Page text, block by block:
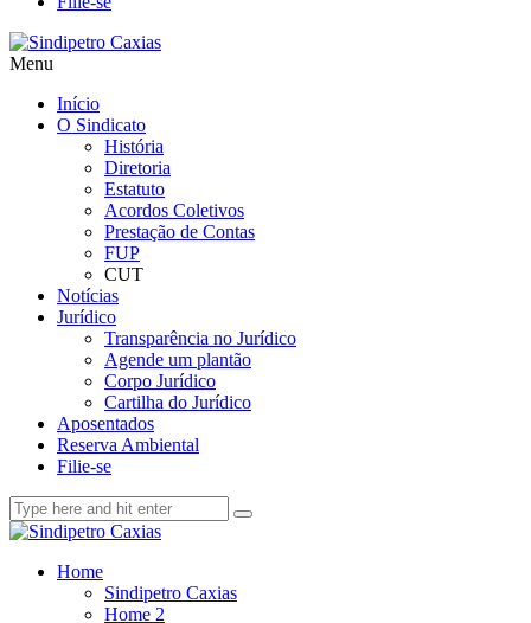
Menu
Início
O Sindicato
História
Diretoria
Estatuto
Acordos Coletivos
Prestação de Contas
FUP
CUT
Notícias
Jurídico
Transparência no Jurídico
Agende um plantão
Corpo Jurídico
Cartilha do Jurídico
Aposentados
Reserva Ambiental
Filie-se
Home
Sindipetro Caxias
Home 2